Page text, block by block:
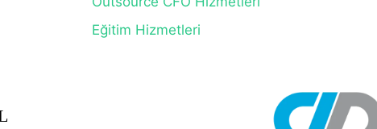
Eğitim Hizmetleri